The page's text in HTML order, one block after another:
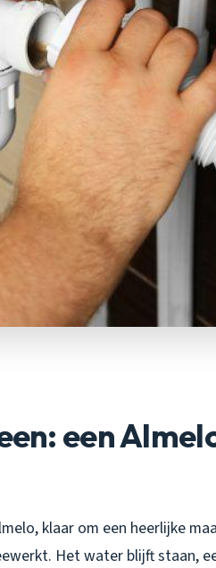
een
klaar om een heerlijke
Het water blijft staan,